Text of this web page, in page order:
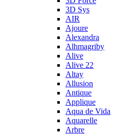
3D Sys
AIR
Ajoure
Alexandra
Alhmagriby
Alive
Alive 22
Altay
Allusion
Antique
Applique
Aqua de Vida
Aquarelle
Arbre